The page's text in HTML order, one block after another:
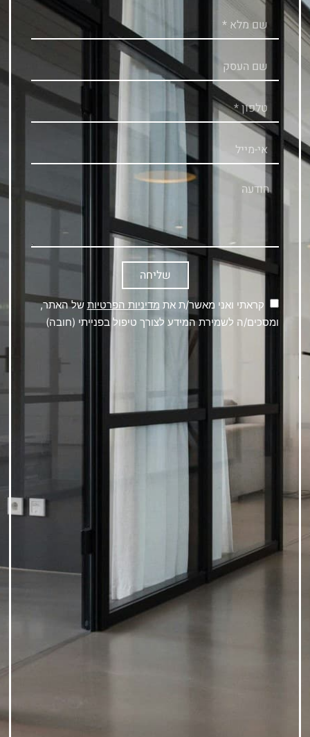
שליחה
קראתי ואני מאשר/ת את מדיניות הפרטיות של האתר,
ומסכים/ה לשמירת המידע לצורך טיפול בפנייתי (חובה)